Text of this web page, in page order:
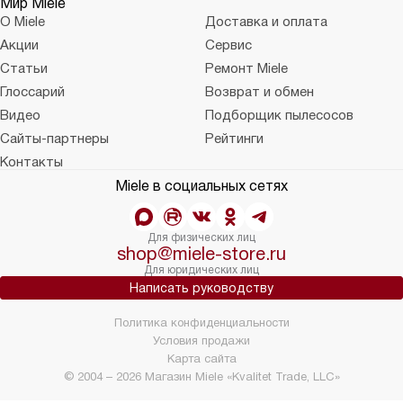
Мир Miele
О Miele
Доставка и оплата
Акции
Сервис
Статьи
Ремонт Miele
Глоссарий
Возврат и обмен
Видео
Подборщик пылесосов
Сайты-партнеры
Рейтинги
Контакты
Miele в социальных сетях
Для физических лиц
shop@miele-store.ru
Для юридических лиц
Написать руководству
© 2004 – 2026 Магазин Miele «Kvalitet Trade, LLC»
Политика конфиденциальности
Условия продажи
Карта сайта